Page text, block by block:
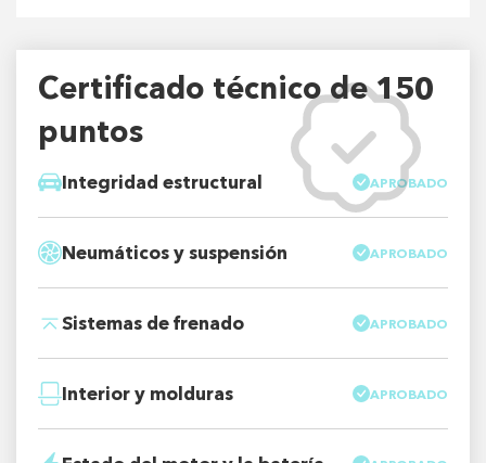
Certificado técnico de 150
puntos
Integridad estructural APROBADO
Neumáticos y suspensión APROBADO
Sistemas de frenado APROBADO
Interior y molduras APROBADO